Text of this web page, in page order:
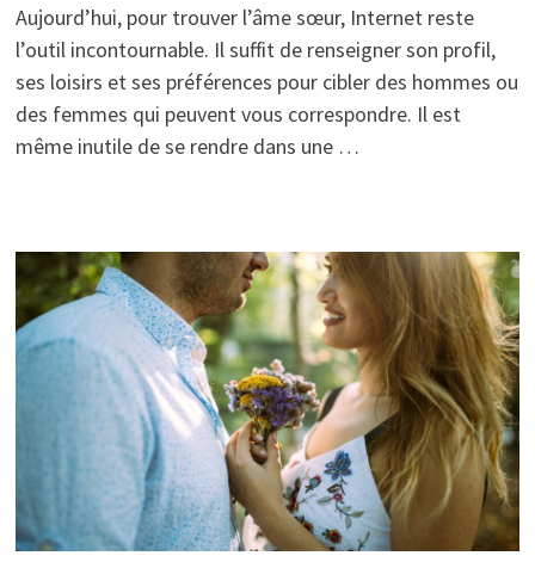
Aujourd’hui, pour trouver l’âme sœur, Internet reste
l’outil incontournable. Il suffit de renseigner son profil,
ses loisirs et ses préférences pour cibler des hommes ou
des femmes qui peuvent vous correspondre. Il est
même inutile de se rendre dans une …